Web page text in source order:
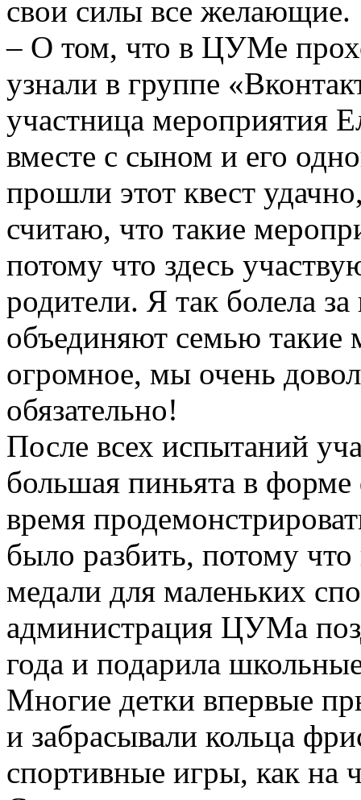
свои силы все желающие.
– О том, что в ЦУМе
узнали в группе
участница мероприятия
вместе с сыном и его
прошли этот квест
считаю, что такие
потому что здесь
родители. Я так болела
объединяют семью такие
огромное, мы очень
обязательно!
После всех испытаний
большая пиньята в
время
было разбить, потому
медали для маленьких
администрация ЦУМа
года и подарила
Многие детки впервые
и забрасывали кольца
спортивные игры, как на